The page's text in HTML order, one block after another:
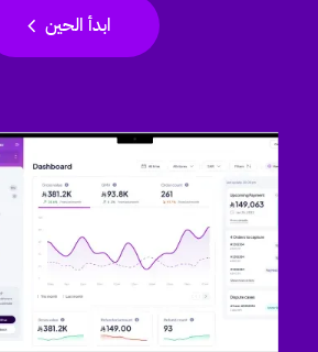
ابدأ الحين chevron_left